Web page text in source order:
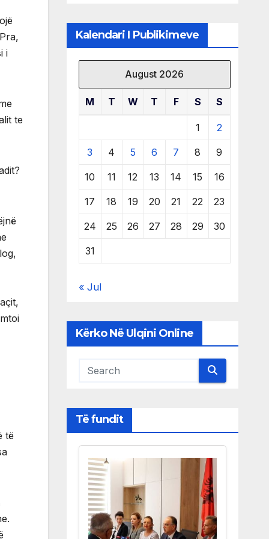
i
te
të
Kalendari I Publikimeve
August 2026
M T W T F S S
1 2
3 4 5 6 7 8 9
10 11 12 13 14 15 16
17 18 19 20 21 22 23
24 25 26 27 28 29 30
31
« Jul
Kërko Në Ulqini Online
Të fundit